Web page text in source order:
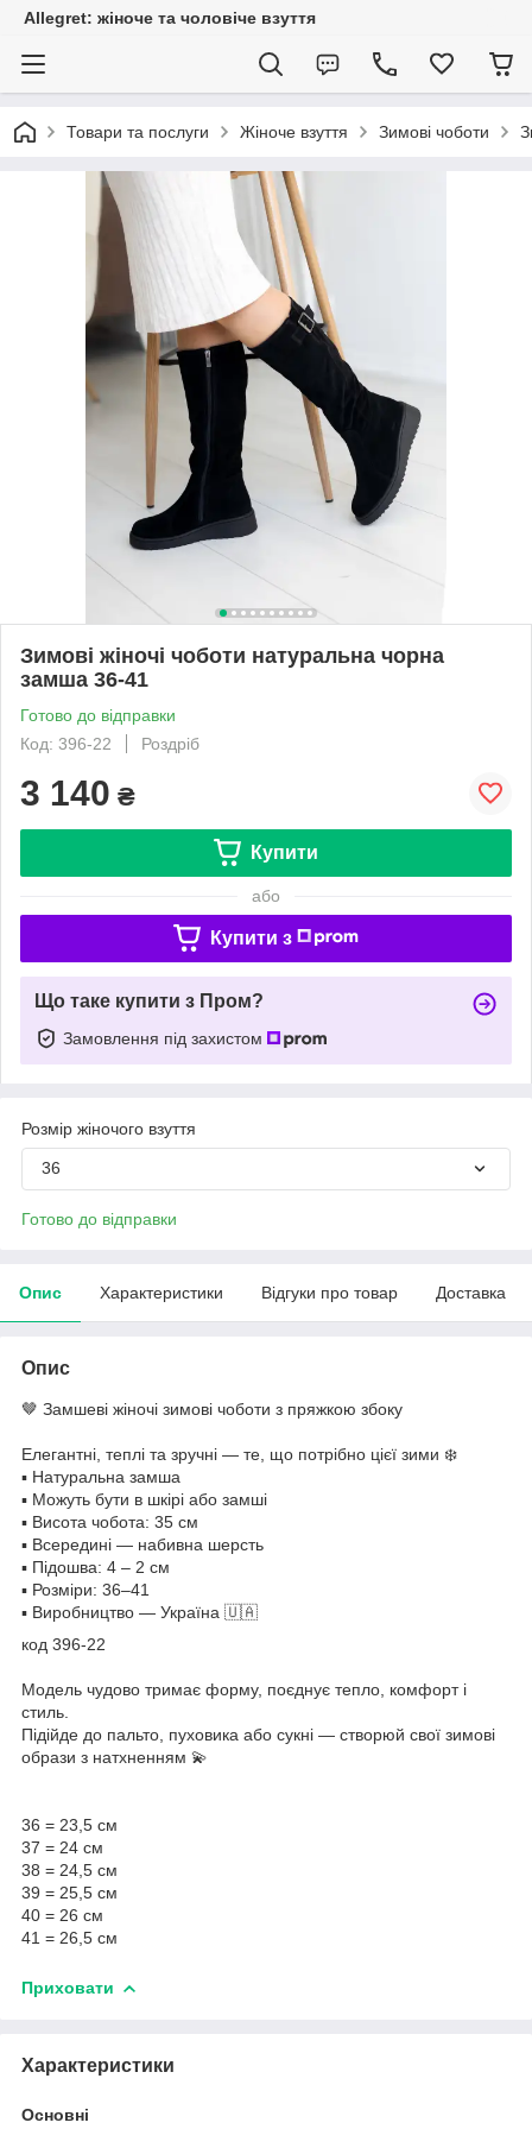
Allegret: жіноче та чоловіче взуття
Товари та послуги Жіноче взуття Зимові чоботи
Зимові жіночі чоботи натуральна чорна
замша 36-41
Готово до відправки
Код: 396-22
Роздріб
3 140 ₴
Купити
або
Купити з
Що таке купити з Пром?
Замовлення під захистом
Розмір жіночого взуття
36
Готово до відправки
Опис Характеристики Відгуки про товар Доставка
Опис
🤎 Замшеві жіночі зимові чоботи з пряжкою збоку
Елегантні, теплі та зручні — те, що потрібно цієї зими ❄️
▪️ Натуральна замша
▪️ Можуть бути в шкірі або замші
▪️ Висота чобота: 35 см
▪️ Всередині — набивна шерсть
▪️ Підошва: 4 – 2 см
▪️ Розміри: 36–41
▪️ Виробництво — Україна 🇺🇦
код 396-22
Модель чудово тримає форму, поєднує тепло, комфорт і
стиль.
Підійде до пальто, пуховика або сукні — створюй свої зимові
образи з натхненням 💫
36 = 23,5 см
37 = 24 см
38 = 24,5 см
39 = 25,5 см
40 = 26 см
41 = 26,5 см
Приховати
Характеристики
Основні